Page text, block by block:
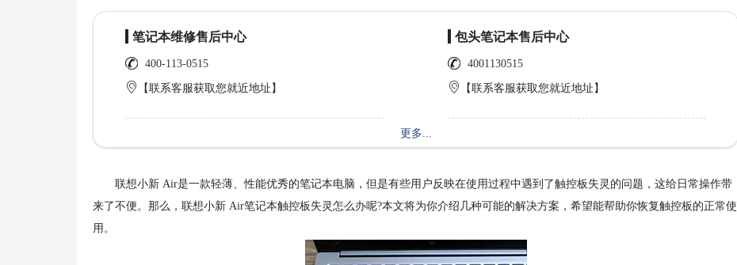
笔记本维修售后中心
400-113-0515
【联系客服获取您就近地址】
包头笔记本售后中心
4001130515
【联系客服获取您就近地址】
更多...
联想小新 Air是一款轻薄、性能优秀的笔记本电脑，但是有些用户反映在使用过程中遇到了触控板失灵的问题，这给日常操作带
来了不便。那么，联想小新 Air笔记本触控板失灵怎么办呢?本文将为你介绍几种可能的解决方案，希望能帮助你恢复触控板的正常使
用。